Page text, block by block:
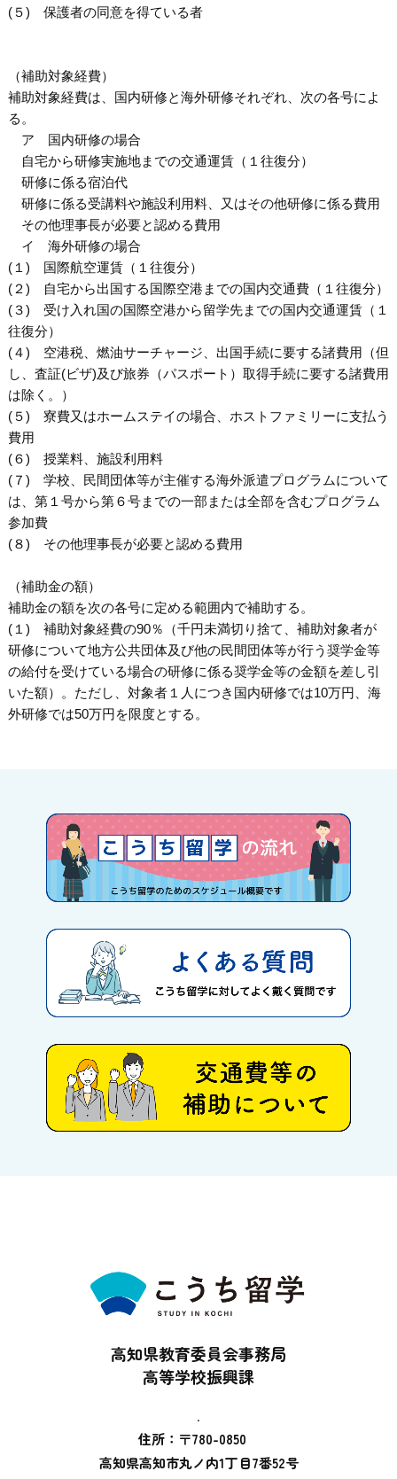
(５) 保護者の同意を得ている者
（補助対象経費）
補助対象経費は、国内研修と海外研修それぞれ、次の各号によ
る。
ア 国内研修の場合
自宅から研修実施地までの交通運賃（１往復分）
研修に係る宿泊代
研修に係る受講料や施設利用料、又はその他研修に係る費用
その他理事長が必要と認める費用
イ 海外研修の場合
(１) 国際航空運賃（１往復分）
(２) 自宅から出国する国際空港までの国内交通費（１往復分）
(３) 受け入れ国の国際空港から留学先までの国内交通運賃（１
往復分）
(４) 空港税、燃油サーチャージ、出国手続に要する諸費用（但
し、査証(ビザ)及び旅券（パスポート）取得手続に要する諸費用
は除く。）
(５) 寮費又はホームステイの場合、ホストファミリーに支払う
費用
(６) 授業料、施設利用料
(７) 学校、民間団体等が主催する海外派遣プログラムについて
は、第１号から第６号までの一部または全部を含むプログラム
参加費
(８) その他理事長が必要と認める費用
（補助金の額）
補助金の額を次の各号に定める範囲内で補助する。
(１) 補助対象経費の90％（千円未満切り捨て、補助対象者が
研修について地方公共団体及び他の民間団体等が行う奨学金等
の給付を受けている場合の研修に係る奨学金等の金額を差し引
いた額）。ただし、対象者１人につき国内研修では10万円、海
外研修では50万円を限度とする。
高知県教育委員会事務局
高等学校振興課
.
住所：〒780-0850
高知県高知市丸ノ内1丁目7番52号